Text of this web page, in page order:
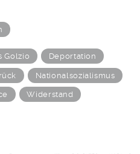
Golzio Deportation
Nationalsozialismus
Widerstand